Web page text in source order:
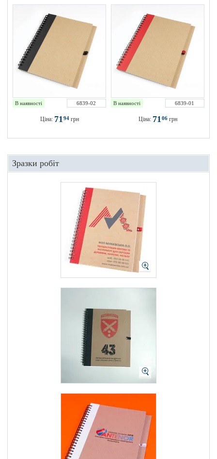
В наявності 6839-02
Ціна: 7194грн
В наявності 6839-01
Ціна: 7106грн
Зразки робіт